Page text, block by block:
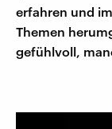
erfahren und
Themen
gefühlvoll,